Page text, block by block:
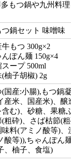
もつ鍋や九州料
つ鍋セット 味噌味
牛もつ 300g×2
んぽん麺 150g×4
スープ 500ml
(柚子胡椒) 2g
国産:小腸),もつ鍋
産米、国産米)、
含む)、砂糖、果糖
(粗砕)、さば枯節(
味料(アミノ酸等)
酸等)),ちゃんぽん
、柚子、食塩)